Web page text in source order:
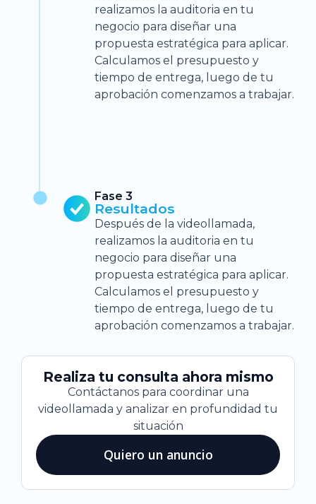
realizamos la auditoria en tu
negocio para diseñar una
propuesta estratégica para aplicar.
Calculamos el presupuesto y
tiempo de entrega, luego de tu
aprobación comenzamos a trabajar.
Fase 3
Resultados
Después de la videollamada,
realizamos la auditoria en tu
negocio para diseñar una
propuesta estratégica para aplicar.
Calculamos el presupuesto y
tiempo de entrega, luego de tu
aprobación comenzamos a trabajar.
Realiza tu consulta ahora mismo
Contáctanos para coordinar una
videollamada y analizar en profundidad tu
situación
Quiero un anuncio